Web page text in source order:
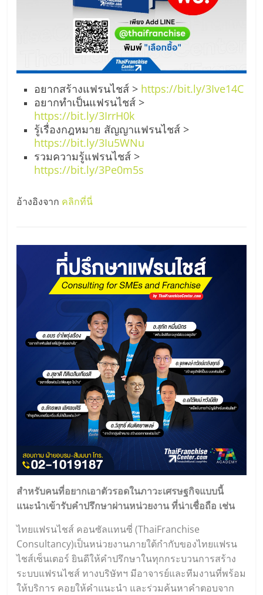
อยากสร้างแฟรนไชส์ > https://bit.ly/3Ive14C
อยากทำเป็นแฟรนไชส์ >
https://bit.ly/3IrrH0k
รู้เรื่องกฎหมาย สัญญาแฟรนไชส์ >
https://bit.ly/3Iu5WNu
รวมความรู้แฟรนไชส์ >
https://bit.ly/3Pe0m5s
อ้างอิงจาก คลิกที่นี่
สำหรับคนที่อยากเอาตัวรอดในภาวะเศรษฐกิจแบบนี้
แนะนำเข้ารับคำปรึกษาผ่านหน่วยงาน ที่น่าเชื่อถือ เช่น
ไทยแฟรนไชส์ คอนซัลแทนซี่ (ThaiFranchise
Consultancy)เป็นหน่วยงานภายใต้กำกับของไทยแฟรน
ไชส์เซ็นเตอร์ ยินดีให้คำปรึกษาในทุกกระบวนการสร้าง
ระบบแฟรนไชส์ ทางบริษัทฯ มีอาจารย์และทีมงานที่พร้อม
ให้บริการ คอยให้คำแนะนำ และร่วมค้นหาคำตอบจาก